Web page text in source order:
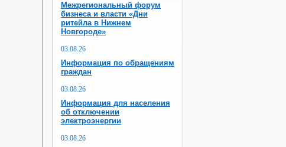
Межрегиональный форум
бизнеса и власти «Дни
ритейла в Нижнем
Новгороде»
03.08.26
Информация по обращениям
граждан
03.08.26
Информация для населения
об отключении
электроэнергии
03.08.26